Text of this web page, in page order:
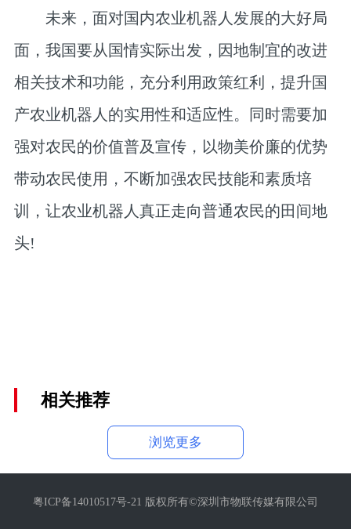
未来，面对国内农业机器人发展的大好局
面，我国要从国情实际出发，因地制宜的改进
相关技术和功能，充分利用政策红利，提升国
产农业机器人的实用性和适应性。同时需要加
强对农民的价值普及宣传，以物美价廉的优势
带动农民使用，不断加强农民技能和素质培
训，让农业机器人真正走向普通农民的田间地
头!
相关推荐
浏览更多
粤ICP备14010517号-21 版权所有©深圳市物联传媒有限公司